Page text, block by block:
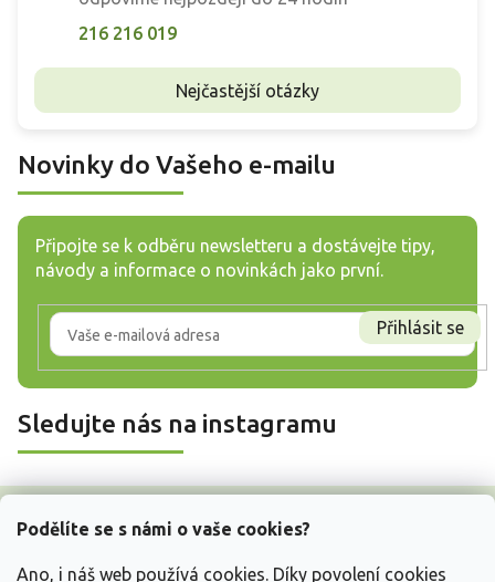
Podělíte se s námi o vaše cookies?
Ano, i náš web používá cookies. Díky povolení cookies
216 216 019
Nejčastější otázky
Novinky do Vašeho e-mailu
Připojte se k odběru newsletteru a dostávejte tipy,
návody a informace o novinkách jako první.
Přihlásit se
Sledujte nás na instagramu
Z